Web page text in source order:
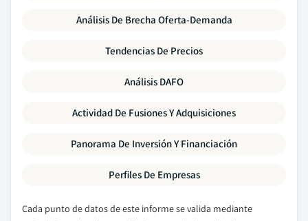
Análisis De Brecha Oferta-Demanda
Tendencias De Precios
Análisis DAFO
Actividad De Fusiones Y Adquisiciones
Panorama De Inversión Y Financiación
Perfiles De Empresas
Cada punto de datos de este informe se valida mediante